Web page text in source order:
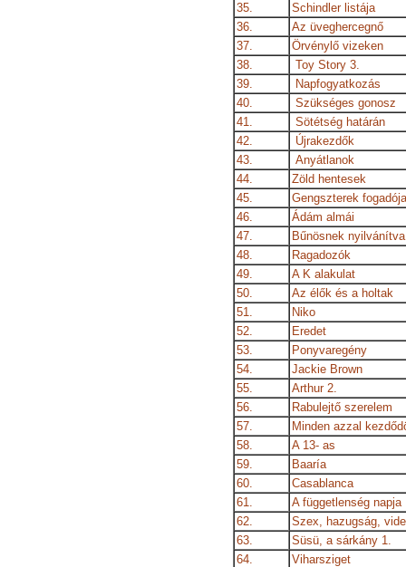
35.
Schindler listája
36.
Az üveghercegnő
37.
Örvénylő vizeken
38.
Toy Story 3.
39.
Napfogyatkozás
40.
Szükséges gonosz
41.
Sötétség határán
42.
Újrakezdők
43.
Anyátlanok
44.
Zöld hentesek
45.
Gengszterek fogadója
46.
Ádám almái
47.
Bűnösnek nyilvánítva
48.
Ragadozók
49.
A K alakulat
50.
Az élők és a holtak
51.
Niko
52.
Eredet
53.
Ponyvaregény
54.
Jackie Brown
55.
Arthur 2.
56.
Rabulejtő szerelem
57.
Minden azzal
58.
A 13- as
59.
Baaría
60.
Casablanca
61.
A függetlenség napja
62.
Szex, hazugság,
63.
Süsü, a sárkány 1.
64.
Viharsziget